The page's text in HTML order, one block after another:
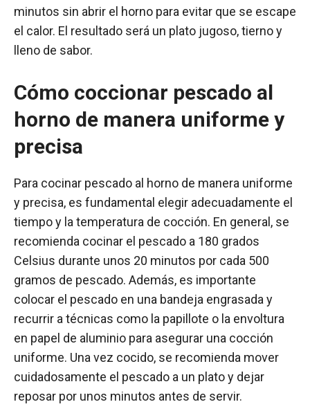
minutos sin abrir el horno para evitar que se escape
el calor. El resultado será un plato jugoso, tierno y
lleno de sabor.
Cómo coccionar pescado al
horno de manera uniforme y
precisa
Para cocinar pescado al horno de manera uniforme
y precisa, es fundamental elegir adecuadamente el
tiempo y la temperatura de cocción. En general, se
recomienda cocinar el pescado a 180 grados
Celsius durante unos 20 minutos por cada 500
gramos de pescado. Además, es importante
colocar el pescado en una bandeja engrasada y
recurrir a técnicas como la papillote o la envoltura
en papel de aluminio para asegurar una cocción
uniforme. Una vez cocido, se recomienda mover
cuidadosamente el pescado a un plato y dejar
reposar por unos minutos antes de servir.